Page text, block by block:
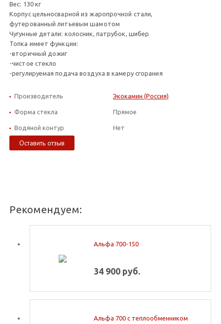
Вес: 130 кг
Корпус цельносварной из жаропрочной стали,
футерованный литьевым шамотом
Чугунные детали: колосник, патрубок, шибер
Топка имеет функции:
-вторичный дожиг
-чистое стекло
-регулируемая подача воздуха в камеру сгорания
Производитель Экокамин (Россия)
Форма стекла Прямое
Водяной контур Нет
Оставить отзыв
Рекомендуем:
Альфа 700-150
34 900 руб.
Альфа 700 с теплообменником